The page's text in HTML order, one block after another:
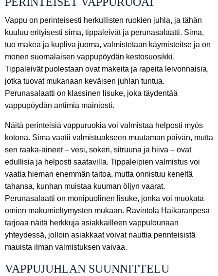
Vappu on perinteisesti herkullisten ruokien juhla, ja tähän
kuuluu erityisesti sima, tippaleivät ja perunasalaatti. Sima,
tuo makea ja kupliva juoma, valmistetaan käymisteitse ja on
monen suomalaisen vappupöydän kestosuosikki.
Tippaleivät puolestaan ovat makeita ja rapeita leivonnaisia,
jotka tuovat mukanaan keväisen juhlan tuntua.
Perunasalaatti on klassinen lisuke, joka täydentää
vappupöydän antimia mainiosti.
Näitä perinteisiä vappuruokia voi valmistaa helposti myös
kotona. Sima vaatii valmistuakseen muutaman päivän, mutta
sen raaka-aineet – vesi, sokeri, sitruuna ja hiiva – ovat
edullisia ja helposti saatavilla. Tippaleipien valmistus voi
vaatia hieman enemmän taitoa, mutta onnistuu keneltä
tahansa, kunhan muistaa kuuman öljyn vaarat.
Perunasalaatti on monipuolinen lisuke, jonka voi muokata
omien makumieltymysten mukaan. Ravintola Haikaranpesa
tarjoaa näitä herkkuja asiakkailleen vappulounaan
yhteydessä, jolloin asiakkaat voivat nauttia perinteisistä
mauista ilman valmistuksen vaivaa.
VAPPUJUHLAN SUUNNITTELU